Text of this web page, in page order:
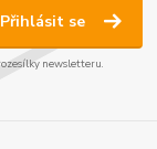
Přihlásit se
newsletteru.